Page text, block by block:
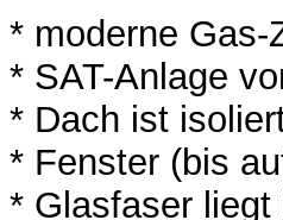
* moderne Gas-
* SAT-Anlage
* Dach ist
* Fenster (bis
* Glasfaser